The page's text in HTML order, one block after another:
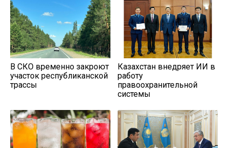
В СКО временно закроют
участок республиканской
трассы
Казахстан внедряет ИИ в
работу
правоохранительной
системы